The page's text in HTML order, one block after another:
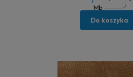
Mb
Do koszyka